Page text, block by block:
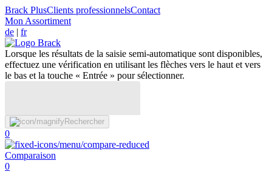
Brack PlusClients professionnelsContact
Mon Assortiment
de | fr
Lorsque les résultats de la saisie semi-automatique sont disponibles,
effectuez une vérification en utilisant les flèches vers le haut et vers
le bas et la touche « Entrée » pour sélectionner.
Rechercher
0
Comparaison
0